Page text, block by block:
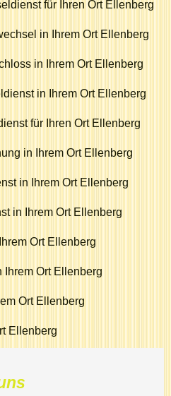
für Ihren Ort Ellenberg
in Ihrem Ort Ellenberg
in Ihrem Ort Ellenberg
in Ihrem Ort Ellenberg
für Ihren Ort Ellenberg
in Ihrem Ort Ellenberg
in Ihrem Ort Ellenberg
in Ihrem Ort Ellenberg
Ort Ellenberg
Ort Ellenberg
Ort Ellenberg
Ellenberg